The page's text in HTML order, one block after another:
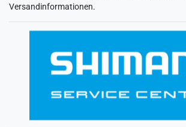
Versandinformationen.